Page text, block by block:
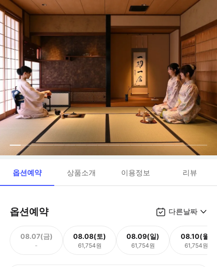
옵션예약 상품소개 이용정보 리뷰
옵션예약 다른날짜
08.07(금)
-
08.08(토)
61,754원
08.09(일)
61,754원
08.10(월)
61,754원